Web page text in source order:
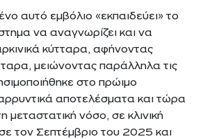
αυτό εμβόλιο «εκπαιδεύει» το
να αναγνωρίζει και να
κύτταρα, αφήνοντας
μειώνοντας παράλληλα τις
στο πρώιμο
αποτελέσματα και τώρα
μεταστατική νόσο, σε κλινική
τον Σεπτέμβριο του 2025 και